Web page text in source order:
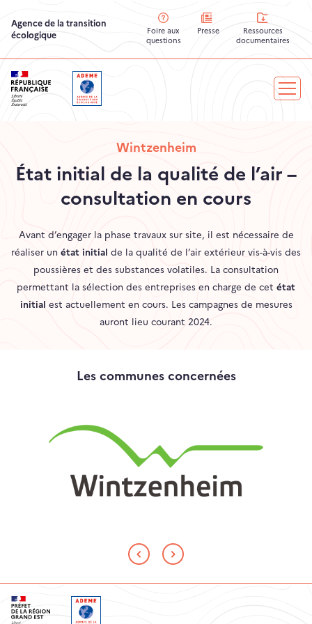
Agence de la transition
écologique
Foire aux
questions
Presse
Ressources
documentaires
Wintzenheim
État initial de la qualité de l’air –
consultation en cours
Avant d’engager la phase travaux sur site, il est nécessaire de
réaliser un état initial de la qualité de l’air extérieur vis-à-vis des
poussières et des substances volatiles. La consultation
permettant la sélection des entreprises en charge de cet état
initial est actuellement en cours. Les campagnes de mesures
auront lieu courant 2024.
Les communes concernées